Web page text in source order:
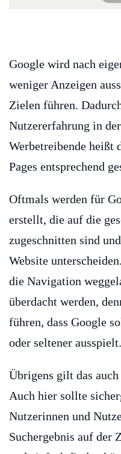
Google wird nach
weniger Anzeigen
Zielen führen.
Nutzererfahrung in
Werbetreibende heißt
Pages entsprechend
Oftmals werden für
erstellt, die auf die
zugeschnitten sind
Website
die Navigation
überdacht werden,
führen, dass Google
oder seltener ausspielt.
Übrigens gilt das
Auch hier sollte
Nutzerinnen und
Suchergebnis auf der